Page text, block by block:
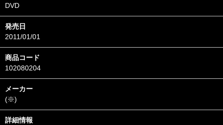
DVD
発売日
2011/01/01
商品コード
102080204
メーカー
(※)
詳細情報